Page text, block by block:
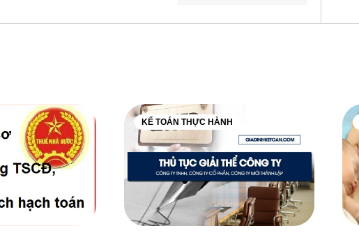
KẾ TOÁN THỰC HÀNH